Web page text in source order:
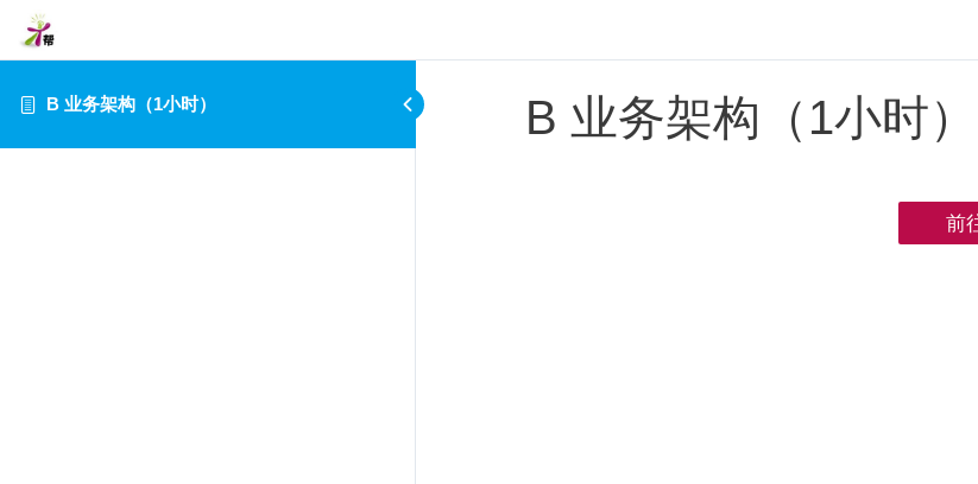
B 业务架构（1小时） B 业务架构（1小时）
前